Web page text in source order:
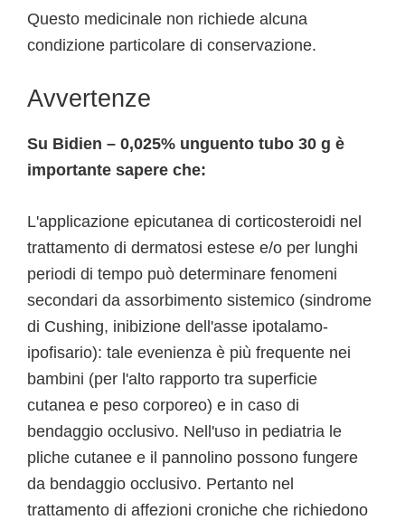
Questo medicinale non richiede alcuna
condizione particolare di conservazione.
Avvertenze
Su Bidien – 0,025% unguento tubo 30 g è
importante sapere che:
L'applicazione epicutanea di corticosteroidi nel
trattamento di dermatosi estese e/o per lunghi
periodi di tempo può determinare fenomeni
secondari da assorbimento sistemico (sindrome
di Cushing, inibizione dell'asse ipotalamo-
ipofisario): tale evenienza è più frequente nei
bambini (per l'alto rapporto tra superficie
cutanea e peso corporeo) e in caso di
bendaggio occlusivo. Nell'uso in pediatria le
pliche cutanee e il pannolino possono fungere
da bendaggio occlusivo. Pertanto nel
trattamento di affezioni croniche che richiedono